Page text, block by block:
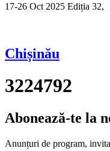
17-26 Oct 2025 Ediția 32,
Chișinău
3224792
Abonează-te la
Anunțuri de program,